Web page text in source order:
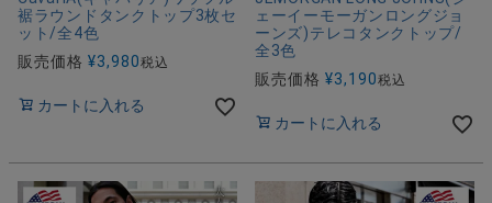
裾ラウンドタンクトップ3枚セ
ット/全4色
販売価格 ¥3,980税込
カートに入れる
ェーイーモーガンロングジョ
ーンズ)テレコタンクトップ/
全3色
販売価格 ¥3,190税込
カートに入れる